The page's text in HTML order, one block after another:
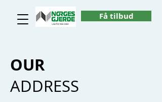
Få tilbud
OUR
ADDRESS